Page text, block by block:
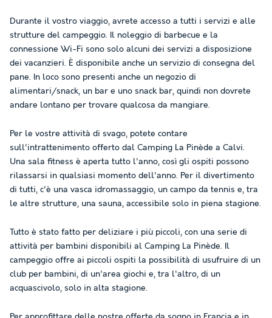
Durante il vostro viaggio, avrete accesso a tutti i servizi e alle
strutture del campeggio. Il noleggio di barbecue e la
connessione Wi-Fi sono solo alcuni dei servizi a disposizione
dei vacanzieri. È disponibile anche un servizio di consegna del
pane. In loco sono presenti anche un negozio di
alimentari/snack, un bar e uno snack bar, quindi non dovrete
andare lontano per trovare qualcosa da mangiare.
Per le vostre attività di svago, potete contare
sull'intrattenimento offerto dal Camping La Pinède a Calvi.
Una sala fitness è aperta tutto l'anno, così gli ospiti possono
rilassarsi in qualsiasi momento dell'anno. Per il divertimento
di tutti, c'è una vasca idromassaggio, un campo da tennis e, tra
le altre strutture, una sauna, accessibile solo in piena stagione.
Tutto è stato fatto per deliziare i più piccoli, con una serie di
attività per bambini disponibili al Camping La Pinède. Il
campeggio offre ai piccoli ospiti la possibilità di usufruire di un
club per bambini, di un'area giochi e, tra l'altro, di un
acquascivolo, solo in alta stagione.